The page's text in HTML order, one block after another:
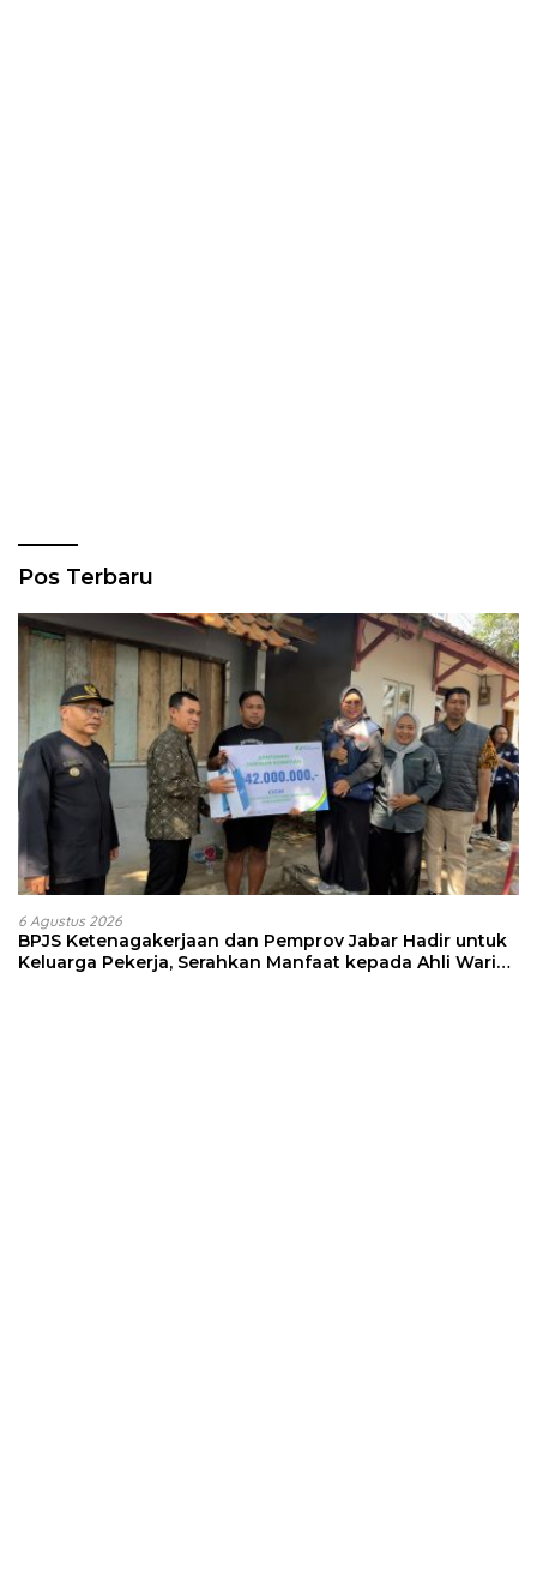
Pos Terbaru
6 Agustus 2026
BPJS Ketenagakerjaan dan Pemprov Jabar Hadir untuk
Keluarga Pekerja, Serahkan Manfaat kepada Ahli Waris